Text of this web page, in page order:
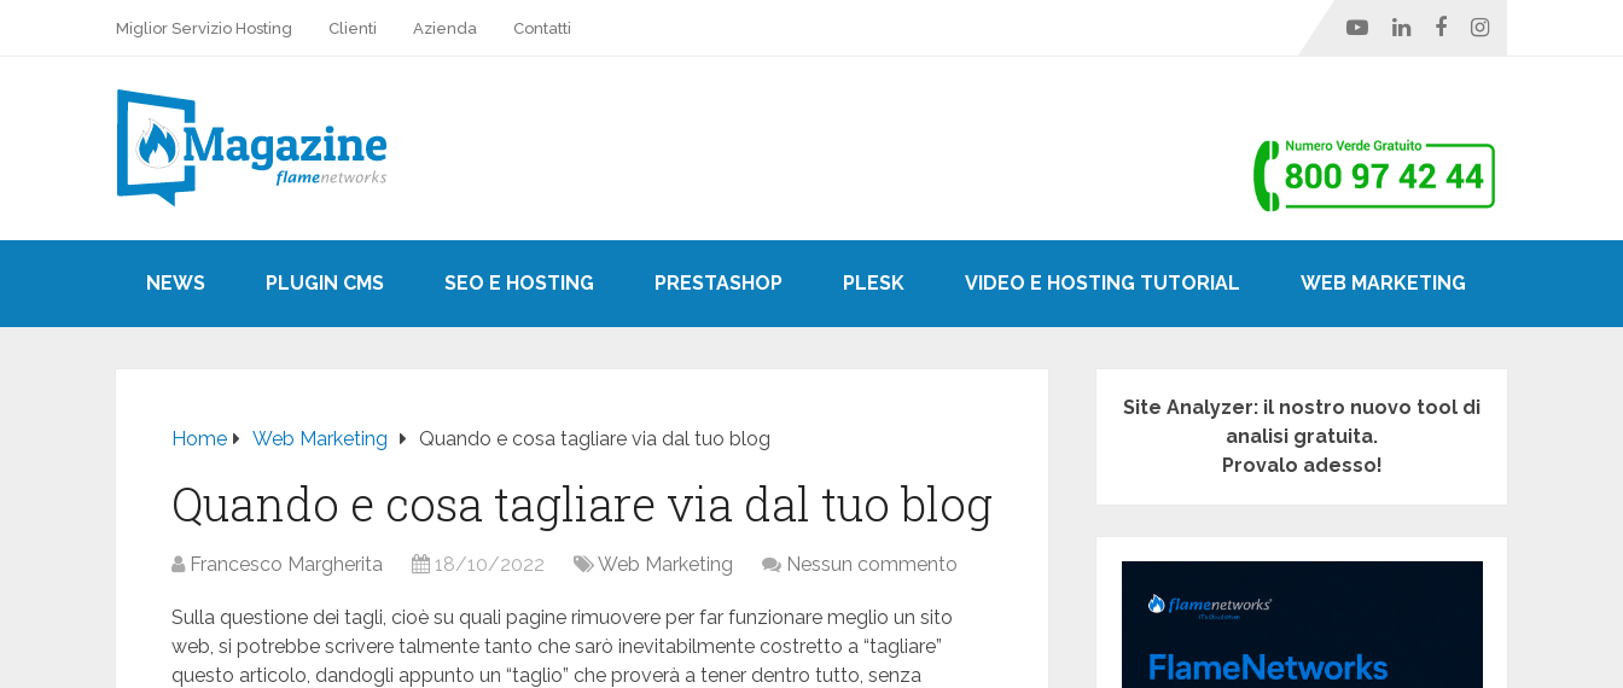
Miglior Servizio Hosting Clienti Azienda Contatti
NEWS PLUGIN CMS SEO E HOSTING PRESTASHOP PLESK VIDEO E HOSTING TUTORIAL WEB MARKETING
Home Web Marketing Quando e cosa tagliare via dal tuo blog
Quando e cosa tagliare via dal tuo blog
Francesco Margherita 18/10/2022 Web Marketing Nessun commento
Sulla questione dei tagli, cioè su quali pagine rimuovere per far funzionare meglio un sito
web, si potrebbe scrivere talmente tanto che sarò inevitabilmente costretto a “tagliare”
questo articolo, dandogli appunto un “taglio” che proverà a tener dentro tutto, senza
Site Analyzer: il nostro nuovo tool di
analisi gratuita.
Provalo adesso!